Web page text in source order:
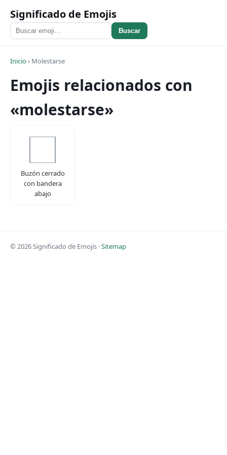
Significado de Emojis
Buscar
Inicio› Molestarse
Emojis relacionados con
«molestarse»
Buzón cerrado
con bandera
abajo
© 2026 Significado de Emojis ·Sitemap